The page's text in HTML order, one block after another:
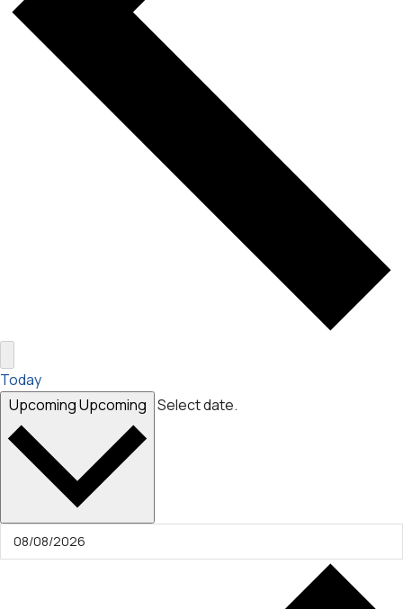
Today
UpcomingUpcoming Select date.